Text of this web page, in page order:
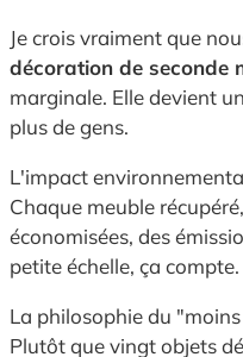
Je crois vraiment que
décoration de seconde
marginale. Elle devient
plus de gens.
L'impact
Chaque meuble
économisées, des
petite échelle, ça compte.
La philosophie du
Plutôt que vingt objets